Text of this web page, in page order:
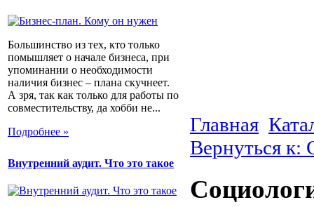
Большинство из тех, кто только
помышляет о начале бизнеса, при
упоминании о необходимости
наличия бизнес – плана скучнеет.
А зря, так как только для работы по
совместительству, да хобби не...
Подробнее »
Внутренний аудит. Что это такое
Главная
Вернуться к: